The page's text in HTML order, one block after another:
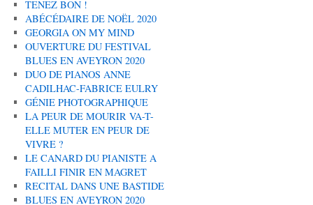
TENEZ BON !
ABÉCÉDAIRE DE NOËL 2020
GEORGIA ON MY MIND
OUVERTURE DU FESTIVAL
BLUES EN AVEYRON 2020
DUO DE PIANOS ANNE
CADILHAC-FABRICE EULRY
GÉNIE PHOTOGRAPHIQUE
LA PEUR DE MOURIR VA-T-
ELLE MUTER EN PEUR DE
VIVRE ?
LE CANARD DU PIANISTE A
FAILLI FINIR EN MAGRET
RECITAL DANS UNE BASTIDE
BLUES EN AVEYRON 2020